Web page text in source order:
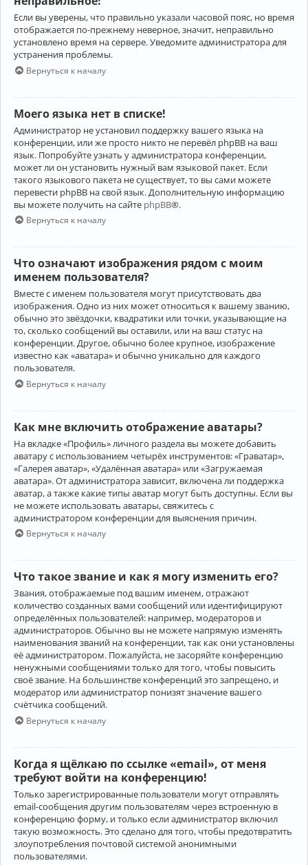
Если вы уверены, что правильно указали часовой пояс, но время
отображается по-прежнему неверное, значит, неправильно
установлено время на сервере. Уведомите администратора для
устранения проблемы.
Вернуться к началу
Моего языка нет в списке!
Администратор не установил поддержку вашего языка на
конференции, или же просто никто не перевёл phpBB на ваш
язык. Попробуйте узнать у администратора конференции,
может ли он установить нужный вам языковой пакет. Если
такого языкового пакета не существует, то вы сами можете
перевести phpBB на свой язык. Дополнительную информацию
вы можете получить на сайте phpBB®.
Вернуться к началу
Что означают изображения рядом с моим
именем пользователя?
Вместе с именем пользователя могут присутствовать два
изображения. Одно из них может относиться к вашему званию,
обычно это звёздочки, квадратики или точки, указывающие на
то, сколько сообщений вы оставили, или на ваш статус на
конференции. Другое, обычно более крупное, изображение
известно как «аватара» и обычно уникально для каждого
пользователя.
Вернуться к началу
Как мне включить отображение аватары?
На вкладке «Профиль» личного раздела вы можете добавить
аватару с использованием четырёх инструментов: «Граватар»,
«Галерея аватар», «Удалённая аватара» или «Загружаемая
аватара». От администратора зависит, включена ли поддержка
аватар, а также какие типы аватар могут быть доступны. Если вы
не можете использовать аватары, свяжитесь с
администратором конференции для выяснения причин.
Вернуться к началу
Что такое звание и как я могу изменить его?
Звания, отображаемые под вашим именем, отражают
количество созданных вами сообщений или идентифицируют
определённых пользователей: например, модераторов и
администраторов. Обычно вы не можете напрямую изменять
наименования званий на конференции, так как они установлены
её администратором. Пожалуйста, не засоряйте конференцию
ненужными сообщениями только для того, чтобы повысить
своё звание. На большинстве конференций это запрещено, и
модератор или администратор понизят значение вашего
счётчика сообщений.
Вернуться к началу
Когда я щёлкаю по ссылке «email», от меня
требуют войти на конференцию!
Только зарегистрированные пользователи могут отправлять
email-сообщения другим пользователям через встроенную в
конференцию форму, и только если администратор включил
такую возможность. Это сделано для того, чтобы предотвратить
злоупотребления почтовой системой анонимными
пользователями.